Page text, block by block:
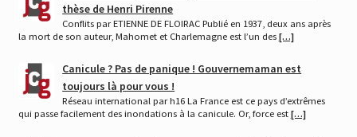
thèse de Henri Pirenne
Conflits par ETIENNE DE FLOIRAC Publié en 1937, deux ans après
la mort de son auteur, Mahomet et Charlemagne est l’un des […]
Canicule ? Pas de panique ! Gouvernemaman est
toujours là pour vous !
Réseau international par h16 La France est ce pays d’extrêmes
qui passe facilement des inondations à la canicule. Or, force est […]